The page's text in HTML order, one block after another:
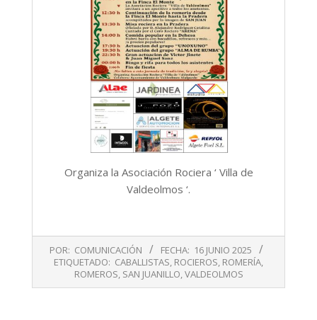
Organiza la Asociación Rociera ‘ Villa de
Valdeolmos ‘.
POR: COMUNICACIÓN FECHA: 16 JUNIO 2025
ETIQUETADO: CABALLISTAS ROCIEROS ROMERÍA
ROMEROS SAN JUANILLO VALDEOLMOS